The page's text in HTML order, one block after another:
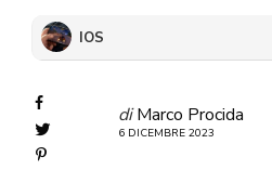
IOS
di Marco Procida
6 DICEMBRE 2023